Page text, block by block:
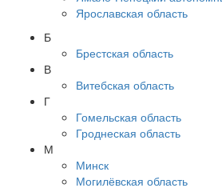
Ярославская область
Б
Брестская область
В
Витебская область
Г
Гомельская область
Гроднеская область
М
Минск
Могилёвская область